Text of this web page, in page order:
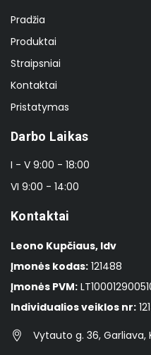
Pradžia
Produktai
Straipsniai
Kontaktai
Pristatymas
Darbo Laikas
I - V 9:00 - 18:00
VI 9:00 - 14:00
Kontaktai
Leono Kupčiaus, Idv
Įmonės kodas: 121488
Įmonės PVM:
Individualios veiklos nr:
Vytauto g. 36, Garliava,